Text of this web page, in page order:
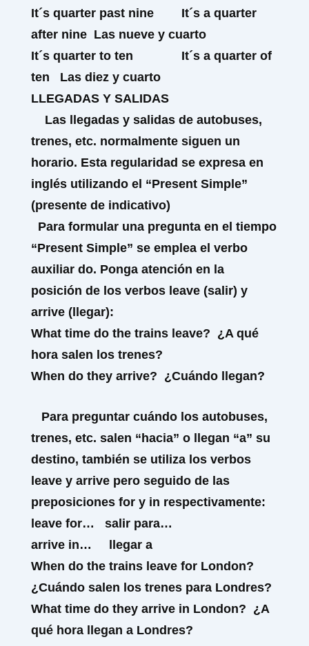
It´s quarter past nine
It´s a quarter
after nine Las nueve y cuarto
It´s quarter to ten It´s a quarter of
ten
Las diez y cuarto
LLEGADAS Y SALIDAS
Las llegadas y salidas de autobuses,
trenes, etc. normalmente siguen un
horario. Esta regularidad se expresa en
inglés utilizando el “Present Simple”
(presente de indicativo)
Para formular una pregunta en el tiempo
“Present Simple” se emplea el verbo
auxiliar do. Ponga atención en la
posición de los verbos leave (salir) y
arrive (llegar):
What time do the trains leave? ¿A qué
hora salen los trenes?
When do they arrive? ¿Cuándo llegan?
Para preguntar cuándo los autobuses,
trenes, etc. salen “hacia” o llegan “a” su
destino, también se utiliza los verbos
leave y arrive pero seguido de las
preposiciones for y in respectivamente:
leave for… salir para…
arrive in…
llegar a
When do the trains leave for London?
¿Cuándo salen los trenes para Londres?
What time do they arrive in London? ¿A
qué hora llegan a Londres?